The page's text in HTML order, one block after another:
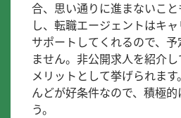
合、思い通りに進まないこ
し、転職エージェントはキ
サポートしてくれるので、
ません。非公開求人を紹介
メリットとして挙げられま
んどが好条件なので、積極
う。